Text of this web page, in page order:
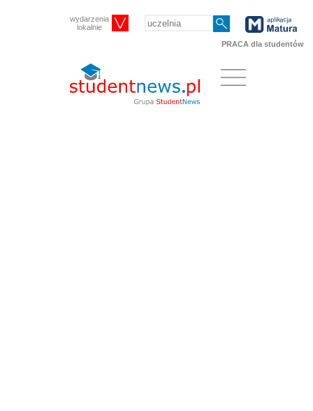
wydarzenia
lokalnie
PRACA dla studentów